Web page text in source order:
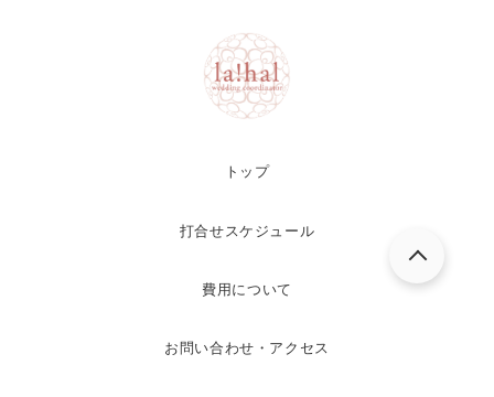
トップ
打合せスケジュール
費用について
お問い合わせ・アクセス